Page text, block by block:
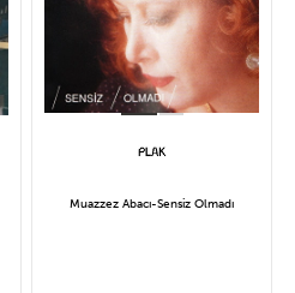
Muazzez Abacı-Sensiz Olmadı